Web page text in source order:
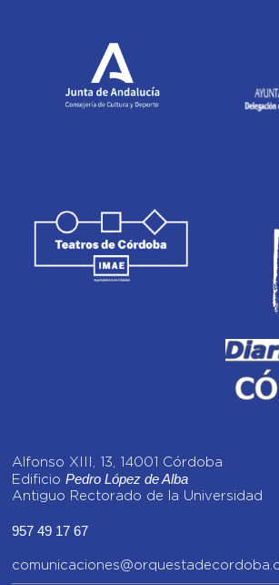
Alfonso XIII, 13, 14001 Córdoba
EdificioPedro López de Alba
Antiguo Rectorado de la Universidad
957 49 17 67